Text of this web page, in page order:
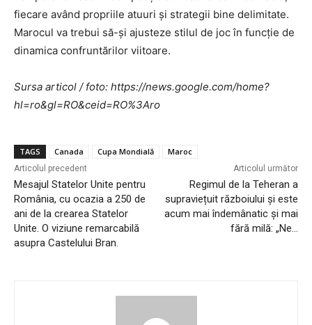
fiecare având propriile atuuri și strategii bine delimitate.
Marocul va trebui să-și ajusteze stilul de joc în funcție de
dinamica confruntărilor viitoare.
Sursa articol / foto: https://news.google.com/home?
hl=ro&gl=RO&ceid=RO%3Aro
TAGS Canada Cupa Mondială Maroc
Articolul precedent
Mesajul Statelor Unite pentru
România, cu ocazia a 250 de
ani de la crearea Statelor
Unite. O viziune remarcabilă
asupra Castelului Bran.
Articolul următor
Regimul de la Teheran a
supraviețuit războiului și este
acum mai îndemânatic și mai
fără milă: „Ne…